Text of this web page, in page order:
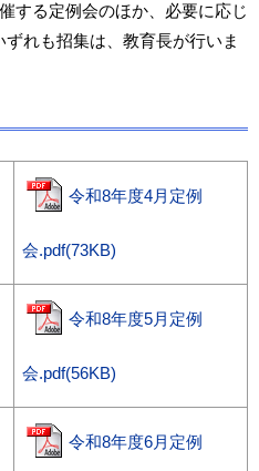
する定例会のほか、必要に応じ
れも招集は、教育長が行いま
令和8年度4月定例
会.pdf(73KB)
令和8年度5月定例
会.pdf(56KB)
令和8年度6月定例